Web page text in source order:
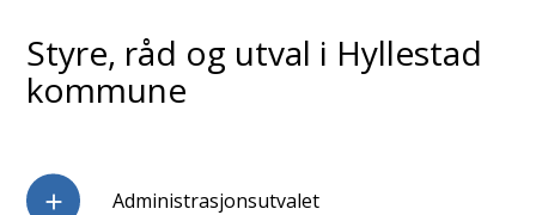
Styre, råd og utval i Hyllestad
kommune
Administrasjonsutvalet